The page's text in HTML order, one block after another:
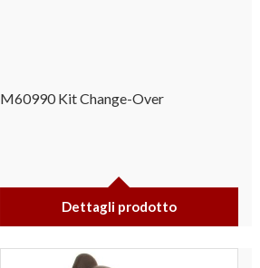
M60990 Kit Change-Over
Dettagli prodotto